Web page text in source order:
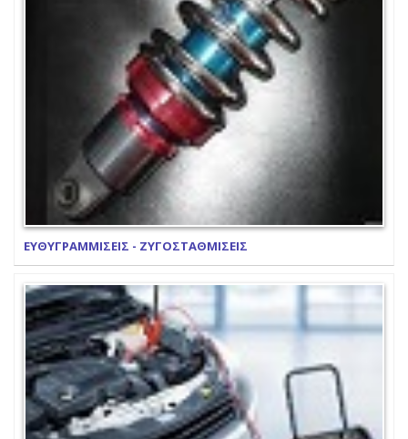
ΕΥΘΥΓΡΑΜΜΙΣΕΙΣ - ΖΥΓΟΣΤΑΘΜΙΣΕΙΣ